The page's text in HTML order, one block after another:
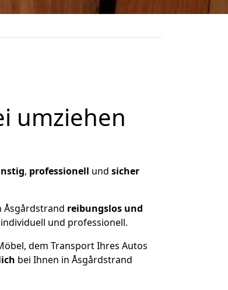
umziehen
, professionell und sicher
Åsgårdstrand reibungslos und
und professionell.
dem Transport Ihres Autos
bei Ihnen in Åsgårdstrand